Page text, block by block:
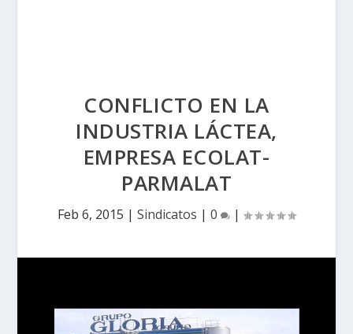
CONFLICTO EN LA
INDUSTRIA LÁCTEA,
EMPRESA ECOLAT-
PARMALAT
Feb 6, 2015 | Sindicatos | 0 |